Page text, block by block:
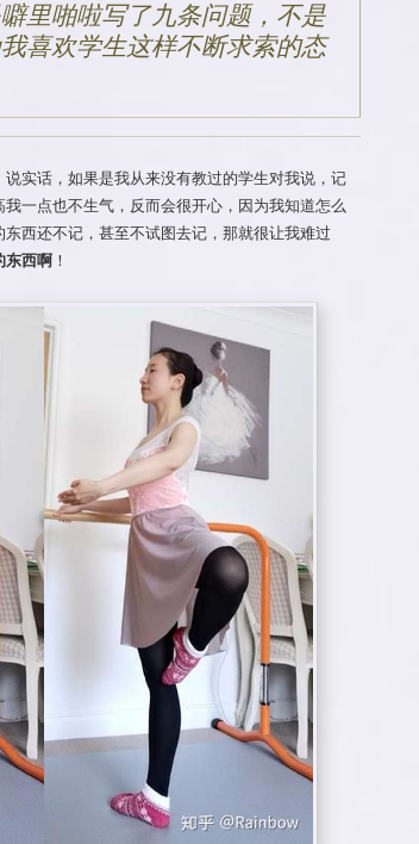
里啪啦写了九条问题，不是
喜欢学生这样不断求索的态
实话，如果是我从来没有教过的学生对我说，记
一点也不生气，反而会很开心，因为我知道怎么
西还不记，甚至不试图去记，那就很让我难过
东西啊 ！